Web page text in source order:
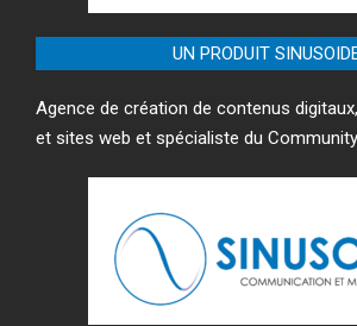
UN PRODUIT
Agence de création de contenus
et sites web et spécialiste du